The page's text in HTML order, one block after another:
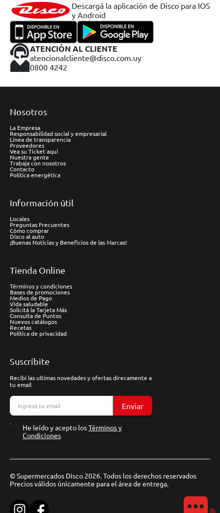
Descargá la aplicación de Disco para IOS
y Android
ATENCIÓN AL CLIENTE
atencionalcliente@disco.com.uy
0800 4242
Nosotros
La Empresa
Responsabilidad social y empresarial
Línea de transparencia
Proveedores
Vea su Ticket aquí
Nuestra gente
Trabaja con nosotros
Contacto
Política energética
Información útil
Locales
Preguntas Frecuentes
Cómo comprar
Disco al auto
¡Buenas Noticias y Beneficios de las Marcas!
Tienda Online
Términos y condiciones
Bases de promociones
Medios de Pago
Vida saludable
Solicitá la Tarjeta Más
Consulta de Puntos
Nuevos catálogos
Recetas
Política de privacidad
Suscríbite
Recibí las ultimas novedades y ofertas direcamente a
tu email
Enviar
He leído y acepto losTérminos y
Condiciones
© Supermercados Disco 2026. Todos los derechos reservados
Precios válidos únicamente para el área de entrega.